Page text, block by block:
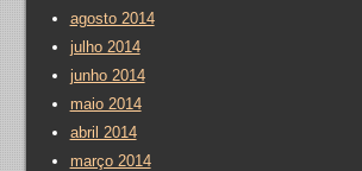
agosto 2014
julho 2014
junho 2014
maio 2014
abril 2014
março 2014